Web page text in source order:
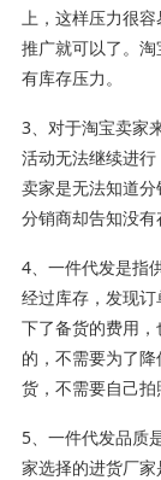
上，这样压力很
推广就可以了。
有库存压力。
3、对于淘宝卖家
活动无法继续进
卖家是无法知道分
分销商却告知没有
4、一件代发是指
经过库存，发现
下了备货的费用
的，不需要为了
货，不需要自己拍
5、一件代发品质
家选择的进货厂